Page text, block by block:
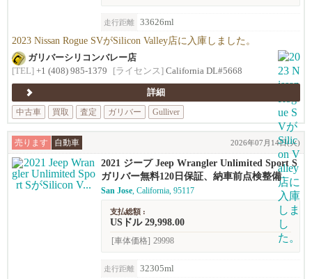
走行距離 33626ml
2023 Nissan Rogue SVがSilicon Valley店に入庫しました。
ガリバーシリコンバレー店
[TEL] +1 (408) 985-1379 [ライセンス] California DL#5668
詳細
中古車
買取 査定 ガリバー Gulliver
売ります 自動車 2026年07月14日(火)
2021 ジープ Jeep Wrangler Unlimited Sport S
ガリバー無料120日保証、納車前点検整備
San Jose, California, 95117
支払総額 :
USドル 29,998.00
[車体価格] 29998
走行距離 32305ml